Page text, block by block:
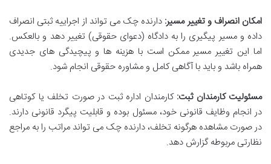
امکان انصراف و تغییر مسیر: دارنده چک می تواند از اجراییه ثبتی انصراف
داده و مسیر پیگیری را به دادگاه (دعوای حقوقی) تغییر دهد و بالعکس.
اما این تغییر مسیر ممکن است با هزینه ها و پیچیدگی های جدیدی
همراه باشد و باید با آگاهی کامل و مشاوره حقوقی انجام شود.
مسئولیت کارمندان ثبت: کارمندان اداره ثبت در صورت تخلف یا کوتاهی
در انجام وظایف قانونی خود، مسئول بوده و قابلیت پیگرد قانونی دارند.
در صورت مشاهده هرگونه تخلف، دارنده چک می تواند مراتب را به مراجع
نظارتی مربوطه گزارش دهد.